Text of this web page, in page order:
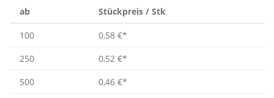
ab
Stückpreis / Stk
100 0,58 €*
250
0,52 €*
500
0,46 €*